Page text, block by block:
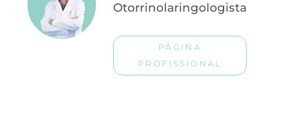
Otorrinolaringologista
PÁGINA
PROFISSIONAL